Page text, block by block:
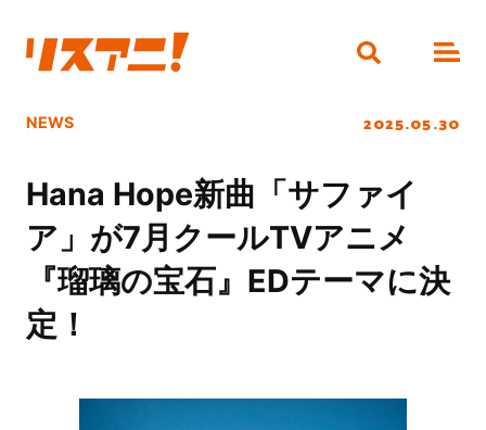
NEWS 2025.05.30
Hana Hope新曲「サファイ
ア」が7月クールTVアニメ
『瑠璃の宝石』EDテーマに決
定！